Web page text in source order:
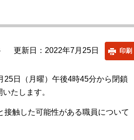
更新日：2022年7月25日 印刷
25日（月曜）午後4時45分から閉鎖
たします。
触した可能性がある職員について